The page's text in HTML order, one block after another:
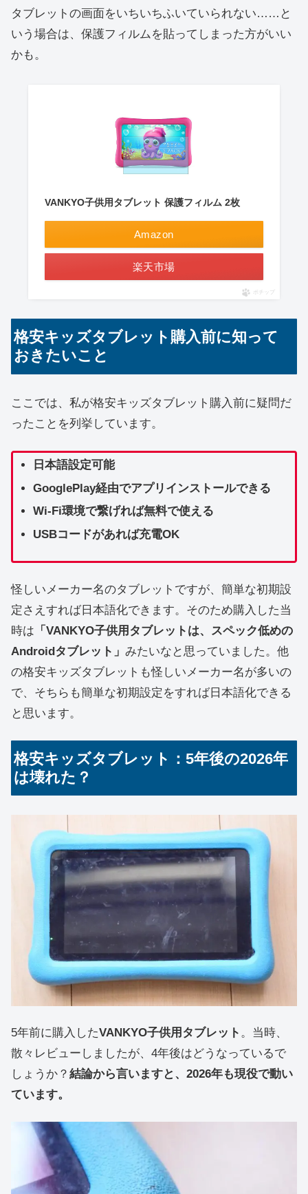
タブレットの画面をいちいちふいていられない……と
いう場合は、保護フィルムを貼ってしまった方がいい
かも。
VANKYO子供用タブレット 保護フィルム 2枚
Amazon
楽天市場
ポチップ
格安キッズタブレット購入前に知って
おきたいこと
ここでは、私が格安キッズタブレット購入前に疑問だ
ったことを列挙しています。
日本語設定可能
GooglePlay経由でアプリインストールできる
Wi-Fi環境で繋げれば無料で使える
USBコードがあれば充電OK
怪しいメーカー名のタブレットですが、簡単な初期設
定さえすれば日本語化できます。そのため購入した当
時は 「VANKYO子供用タブレットは、スペック低めの
Androidタブレット」 みたいなと思っていました。他
の格安キッズタブレットも怪しいメーカー名が多いの
で、そちらも簡単な初期設定をすれば日本語化できる
と思います。
格安キッズタブレット：5年後の2026年
は壊れた？
5年前に購入したVANKYO子供用タブレット 。当時、
散々レビューしましたが、4年後はどうなっているで
しょうか？ 結論から言いますと、2026年も現役で動い
ています。